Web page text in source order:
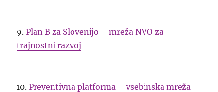
9.Plan B za Slovenijo – mreža NVO za
trajnostni razvoj
10.Preventivna platforma – vsebinska mreža